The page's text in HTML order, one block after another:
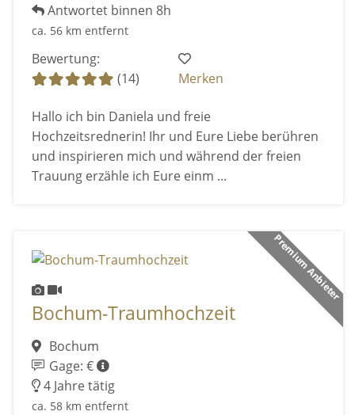
Antwortet binnen 8h
ca. 56 km entfernt
Bewertung:
(14)
Merken
Hallo ich bin Daniela und freie
Hochzeitsrednerin! Ihr und Eure Liebe berühren
und inspirieren mich und während der freien
Trauung erzähle ich Eure einm ...
Premium Anbieter
Bochum-Traumhochzeit
Bochum
Gage: €
4 Jahre tätig
ca. 58 km entfernt